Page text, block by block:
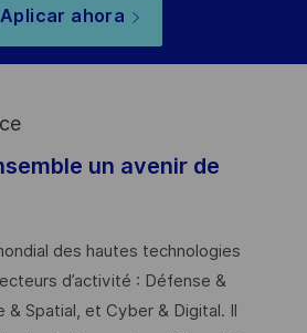
Aplicar ahora
un avenir de
des hautes technologies
d’activité : Défense &
Spatial, et Cyber & Digital. Il